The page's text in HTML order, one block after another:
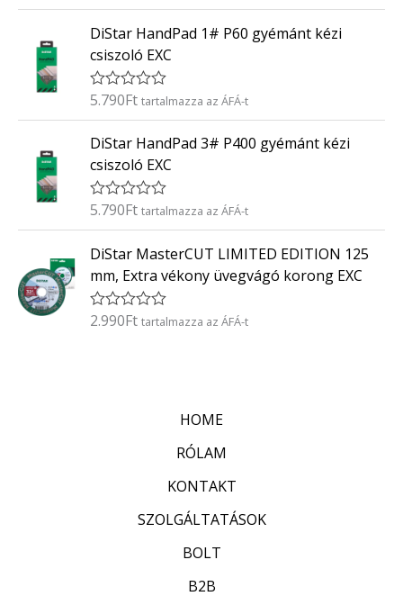
:
/
5
é
e
l
é
s
:
/
5
DiStar HandPad 1# P60 gyémánt kézi
csiszoló EXC
É
é
e
l
s
:
/
5
5.790Ft tartalmazza az ÁFÁ-t
DiStar HandPad 3# P400 gyémánt kézi
csiszoló EXC
É
é
e
l
é
s
5.790Ft tartalmazza az ÁFÁ-t
DiStar MasterCUT LIMITED EDITION 125
mm, Extra vékony üvegvágó korong EXC
É
2.990Ft tartalmazza az ÁFÁ-t
HOME
RÓLAM
KONTAKT
SZOLGÁLTATÁSOK
BOLT
B2B